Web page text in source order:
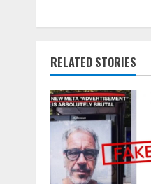
u
e
R
RELATED STORIES